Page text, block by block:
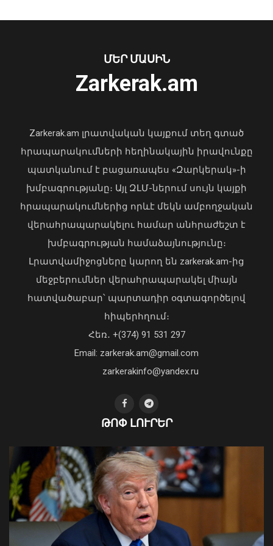
Վահագն Խաչատուրյանն ընդունել է
Picsart ընկերության հիմնադիր և
գործադիր տնօրեն Հովհաննես
06 Օգոստոս, 2026 22:51
«Պարտվեցինք դաժան հիվանդության
04 Օգոստոս, 2026 19:12
Վարչապետ Փաշինյանն այցելել է
«ԷԼԵՎԵՅԹ ԷՅԱՅ» արհեստական
բանականության գործարան
ՄԵՐ ՄԱՍԻՆ
Zarkerak.am
Zarkerak.am լրատվական կայքում տեղ գտած
հրապարակումների հեղինակային իրավունքը
պատկանում է բացառապես «Զարկերակ»-ի
խմբագրությանը։ Այլ ԶԼՄ-ներում սույն կայքի
հրապարակումներից որևէ մեկն ամբողջական
վերահրապարակելու համար անհրաժեշտ է
խմբագրության համաձայնությունը։
Լրատվամիջոցները կարող են zarkerak.am-ից
մեջբերումներ վերահրապարակել միայն
հատվածաբար՝ պարտադիր օգտագործելով
հիպերհղում։
Հեռ․ +(374) 91 531 297
Email: zarkerak.am@gmail.com
zarkerakinfo@yandex.ru
ԹՈՓ ԼՈՒՐԵՐ